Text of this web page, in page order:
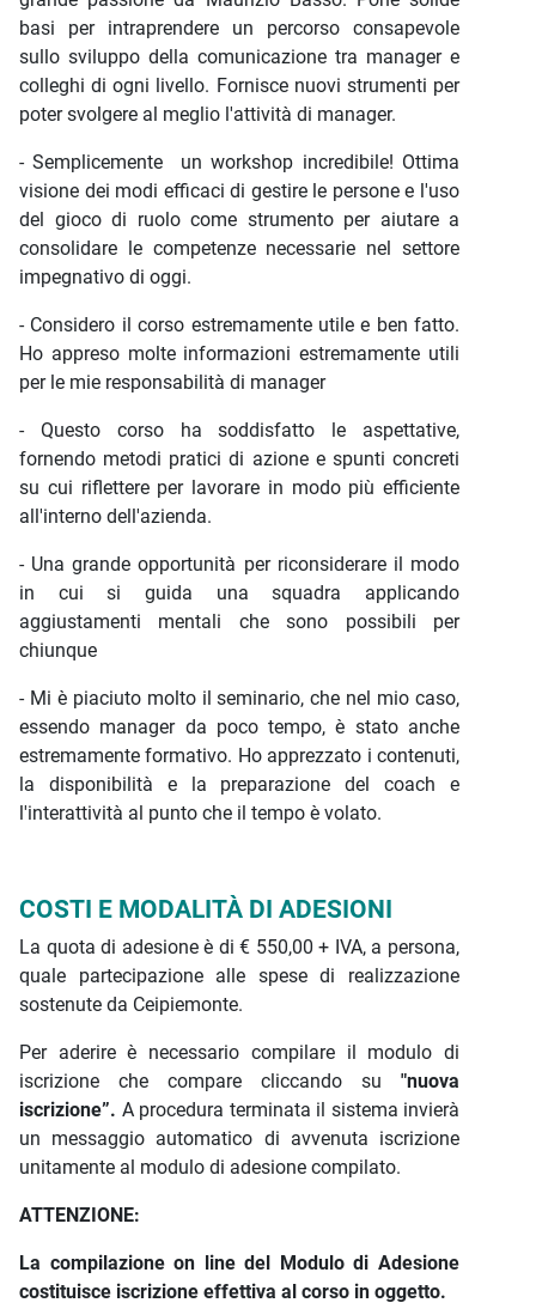
basi per intraprendere un percorso consapevole
sullo sviluppo della comunicazione tra manager e
colleghi di ogni livello. Fornisce nuovi strumenti per
poter svolgere al meglio l'attività di manager.
- Semplicemente un workshop incredibile! Ottima
visione dei modi efficaci di gestire le persone e l'uso
del gioco di ruolo come strumento per aiutare a
consolidare le competenze necessarie nel settore
impegnativo di oggi.
- Considero il corso estremamente utile e ben fatto.
Ho appreso molte informazioni estremamente utili
per le mie responsabilità di manager
- Questo corso ha soddisfatto le aspettative,
fornendo metodi pratici di azione e spunti concreti
su cui riflettere per lavorare in modo più efficiente
all'interno dell'azienda.
- Una grande opportunità per riconsiderare il modo
in cui si guida una squadra applicando
aggiustamenti mentali che sono possibili per
chiunque
- Mi è piaciuto molto il seminario, che nel mio caso,
essendo manager da poco tempo, è stato anche
estremamente formativo. Ho apprezzato i contenuti,
la disponibilità e la preparazione del coach e
l'interattività al punto che il tempo è volato.
COSTI E MODALITÀ DI ADESIONI
La quota di adesione è di € 550,00 + IVA, a persona,
quale partecipazione alle spese di realizzazione
sostenute da Ceipiemonte.
Per aderire è necessario compilare il modulo di
iscrizione che compare cliccando su "nuova
iscrizione”. A procedura terminata il sistema invierà
un messaggio automatico di avvenuta iscrizione
unitamente al modulo di adesione compilato.
ATTENZIONE:
La compilazione on line del Modulo di Adesione
costituisce iscrizione effettiva al corso in oggetto.